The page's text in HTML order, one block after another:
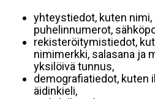
yhteystiedot, kuten nimi,
puhelinnumerot,
rekisteröitymistiedot,
nimimerkki, salasana ja
yksilöivä tunnus,
demografiatiedot, kuten
äidinkieli,